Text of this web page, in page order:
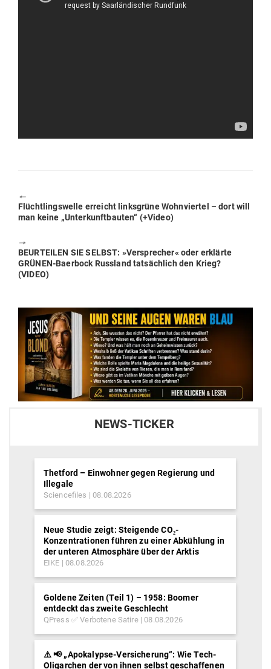
🠔
Previous
post:
Flücht­lings­welle erreicht links­grüne Wohn­viertel – dort will
man keine „Unter­kunft­bauten“ (+Video)
🠖
Next
post:
BEUR­TEILEN SIE SELBST: »Ver­sprecher« oder erklärte
GRÜNEN-Baerbock Russland tat­sächlich den Krieg?
(VIDEO)
NEWS-TICKER
Thetford – Einwohner gegen Regierung und
Illegale
Sciencefiles 08.08.2026
Neue Studie zeigt: Steigende CO₂-
Konzentrationen führen zu einer Abkühlung in
der unteren Atmosphäre über der Arktis
EIKE 08.08.2026
Goldene Zeiten (Teil 1) – 1958: Boomer
entdeckt das zweite Geschlecht
QPress ✅ Verbotene Satire 08.08.2026
⚠️ 📢 „Apokalypse-Versicherung“: Wie Tech-
Oligarchen der von ihnen selbst geschaffenen